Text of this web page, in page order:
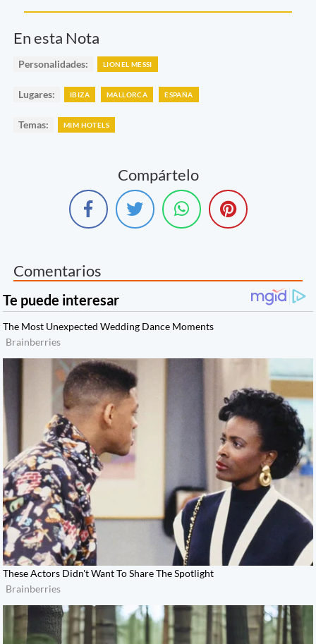
En esta Nota
Personalidades: LIONEL MESSI
Lugares: IBIZA MALLORCA ESPAÑA
Temas: MIM HOTELS
Compártelo
Comentarios